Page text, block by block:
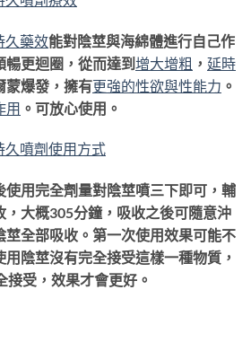
久藥效能對陰莖與海綿體進行自己作
更迴圈，從而達到 增大增粗 ， 延時
蒙爆發，擁有更強的性欲與性能力 。
用 。可放心使用。
久噴劑使用方式
使用完全劑量對陰莖噴三下即可，輔
，大概305分鐘，吸收之後可隨意沖
莖全部吸收。第一次使用效果可能不
陰莖沒有完全接受這樣一種物質，
接受，效果才會更好。